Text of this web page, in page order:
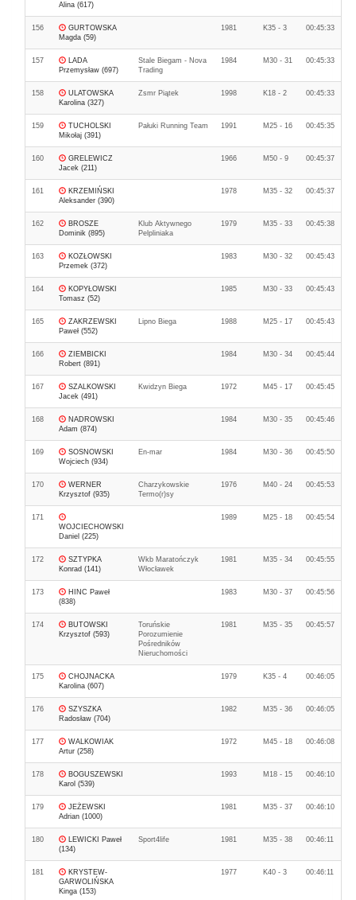
Alina (617)
156
GURTOWSKA
Magda (59)
1981 K35 - 3 00:45:33
157
LADA
Przemysław (697)
Stale Biegam - Nova
Trading
1984 M30 - 31 00:45:33
158
ULATOWSKA
Karolina (327)
Zsmr Piątek 1998 K18 - 2 00:45:33
159
TUCHOLSKI
Mikołaj (391)
Pałuki Running Team 1991 M25 - 16 00:45:35
160
GRELEWICZ
Jacek (211)
1966 M50 - 9 00:45:37
161
KRZEMIŃSKI
Aleksander (390)
1978 M35 - 32 00:45:37
162
BROSZE
Dominik (895)
Klub Aktywnego
Pelpliniaka
1979 M35 - 33 00:45:38
163
KOZŁOWSKI
Przemek (372)
1983 M30 - 32 00:45:43
164
KOPYŁOWSKI
Tomasz (52)
1985 M30 - 33 00:45:43
165
ZAKRZEWSKI
Paweł (552)
Lipno Biega 1988 M25 - 17 00:45:43
166
ZIEMBICKI
Robert (891)
1984 M30 - 34 00:45:44
167
SZALKOWSKI
Jacek (491)
Kwidzyn Biega 1972 M45 - 17 00:45:45
168
NADROWSKI
Adam (874)
1984 M30 - 35 00:45:46
169
SOSNOWSKI
Wojciech (934)
En-mar 1984 M30 - 36 00:45:50
170
WERNER
Krzysztof (935)
Charzykowskie
Termo(r)sy
1976 M40 - 24 00:45:53
171
WOJCIECHOWSKI
Daniel (225)
1989 M25 - 18 00:45:54
172
SZTYPKA
Konrad (141)
Wkb Maratończyk
Włocławek
1981 M35 - 34 00:45:55
173
HINC Paweł
(838)
1983 M30 - 37 00:45:56
174
BUTOWSKI
Krzysztof (593)
Toruńskie
Porozumienie
Pośredników
Nieruchomości
1981 M35 - 35 00:45:57
175
CHOJNACKA
Karolina (607)
1979 K35 - 4 00:46:05
176
SZYSZKA
Radosław (704)
1982 M35 - 36 00:46:05
177
WALKOWIAK
Artur (258)
1972 M45 - 18 00:46:08
178
BOGUSZEWSKI
Karol (539)
1993 M18 - 15 00:46:10
179
JEŻEWSKI
Adrian (1000)
1981 M35 - 37 00:46:10
180
LEWICKI Paweł
(134)
Sport4life 1981 M35 - 38 00:46:11
181
KRYSTEW-
GARWOLIŃSKA
Kinga (153)
1977 K40 - 3 00:46:11